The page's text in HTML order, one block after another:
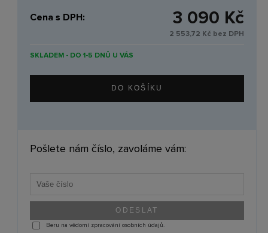
Cena s DPH: 3 090 Kč
2 553,72 Kč bez DPH
SKLADEM - DO 1-5 DNŮ U VÁS
Pošlete nám číslo, zavoláme vám:
Beru na vědomí zpracování osobních údajů.